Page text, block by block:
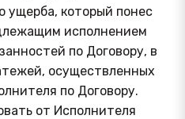
ущерба, который понес
исполнением
по Договору, в
осуществленных
по Договору.
от Исполнителя